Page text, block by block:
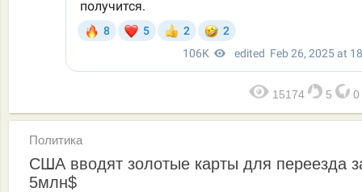
15174 5 0
Политика
США вводят золотые карты для переезда
5млн$